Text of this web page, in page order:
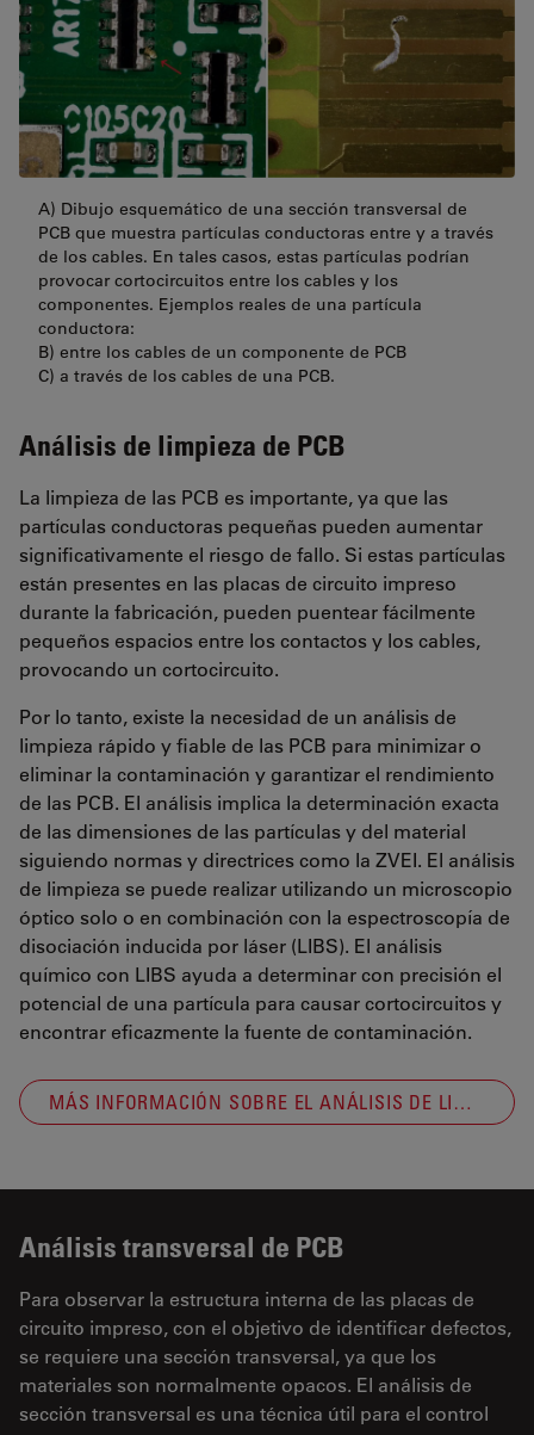
A) Dibujo esquemático de una sección transversal de
PCB que muestra partículas conductoras entre y a través
de los cables. En tales casos, estas partículas podrían
provocar cortocircuitos entre los cables y los
componentes. Ejemplos reales de una partícula
conductora:
B) entre los cables de un componente de PCB
C) a través de los cables de una PCB.
Análisis de limpieza de PCB
La limpieza de las PCB es importante, ya que las
partículas conductoras pequeñas pueden aumentar
significativamente el riesgo de fallo. Si estas partículas
están presentes en las placas de circuito impreso
durante la fabricación, pueden puentear fácilmente
pequeños espacios entre los contactos y los cables,
provocando un cortocircuito.
Por lo tanto, existe la necesidad de un análisis de
limpieza rápido y fiable de las PCB para minimizar o
eliminar la contaminación y garantizar el rendimiento
de las PCB. El análisis implica la determinación exacta
de las dimensiones de las partículas y del material
siguiendo normas y directrices como la ZVEI. El análisis
de limpieza se puede realizar utilizando un microscopio
óptico solo o en combinación con la espectroscopía de
disociación inducida por láser (LIBS). El análisis
químico con LIBS ayuda a determinar con precisión el
potencial de una partícula para causar cortocircuitos y
encontrar eficazmente la fuente de contaminación.
MÁS INFORMACIÓN SOBRE EL ANÁLISIS DE LIMPIEZA
Análisis transversal de PCB
Para observar la estructura interna de las placas de
circuito impreso, con el objetivo de identificar defectos,
se requiere una sección transversal, ya que los
materiales son normalmente opacos. El análisis de
sección transversal es una técnica útil para el control